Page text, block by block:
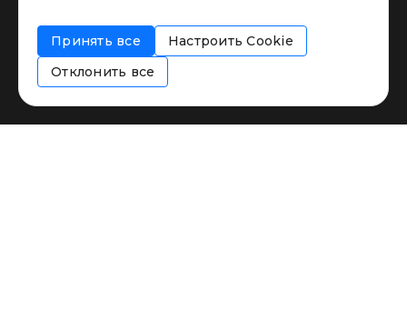
Соглашение об информировании
Политика использования cookies
Принять все
Настроить Cookie
Отклонить все